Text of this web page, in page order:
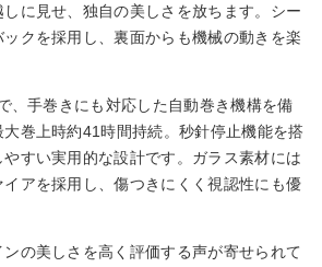
に見せ、独自の美しさを放ちます。シー
クを採用し、裏面からも機械の動きを楽
、手巻きにも対応した自動巻き機構を備
巻上時約41時間持続。秒針停止機能を搭
すい実用的な設計です。ガラス素材には
アを採用し、傷つきにくく視認性にも優
の美しさを高く評価する声が寄せられて